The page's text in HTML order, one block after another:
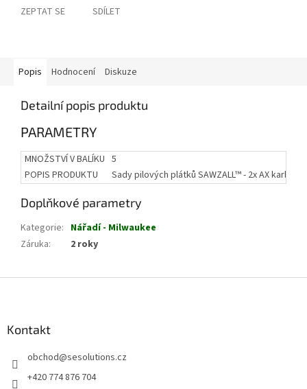
ZEPTAT SE SDÍLET
Popis Hodnocení Diskuze
Detailní popis produktu
PARAMETRY
MNOŽSTVÍ V BALÍKU 5
POPIS PRODUKTU
Sady pilových plátků SAWZALL™ - 2x AX karbid
Doplňkové parametry
Kategorie: Nářadí - Milwaukee
Záruka: 2 roky
Kontakt
obchod@sesolutions.cz
+420 774 876 704